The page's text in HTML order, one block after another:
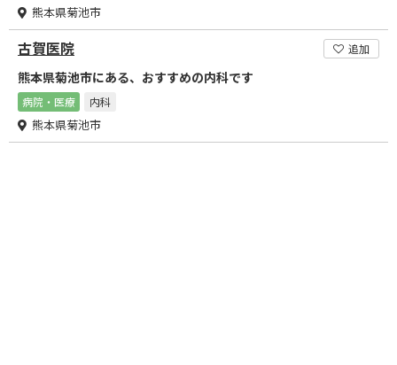
熊本県菊池市
古賀医院 追加
熊本県菊池市にある、おすすめの内科です
病院・医療 内科
熊本県菊池市